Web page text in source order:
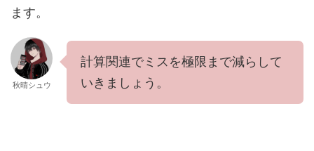
ます。
秋晴シュウ
計算関連でミスを極限まで減らして
いきましょう。